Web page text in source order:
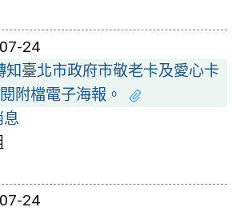
24
知臺北市政府市敬老卡及愛心卡
附檔電子海報。
息
24